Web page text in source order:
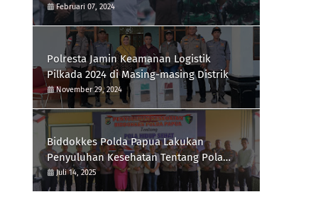
Pasukan Hari Ini
Februari 07, 2024
Polresta Jamin Keamanan Logistik
Pilkada 2024 di Masing-masing Distrik
November 29, 2024
Biddokkes Polda Papua Lakukan
Penyuluhan Kesehatan Tentang Pola
Hidup Sehat Di Polres Supiori
Juli 14, 2025